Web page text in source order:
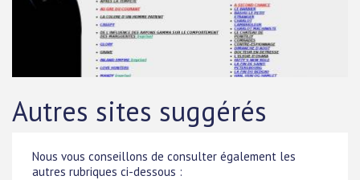
Autres sites suggérés
Nous vous conseillons de consulter également les
autres rubriques ci-dessous :